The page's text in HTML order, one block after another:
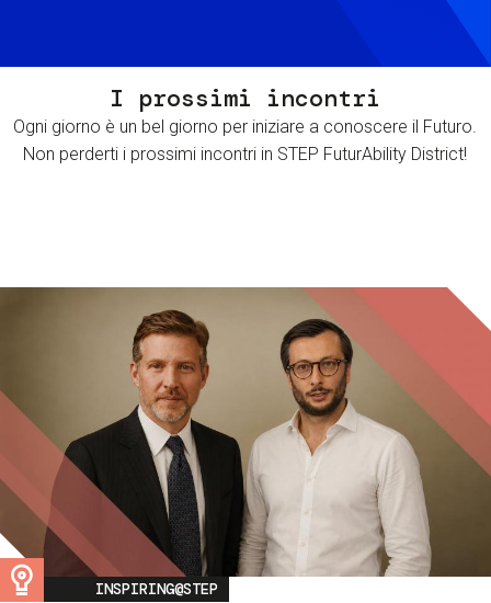
I prossimi incontri
Ogni giorno è un bel giorno per iniziare a conoscere il Futuro.
Non perderti i prossimi incontri in STEP FuturAbility District!
Image
INSPIRING@STEP